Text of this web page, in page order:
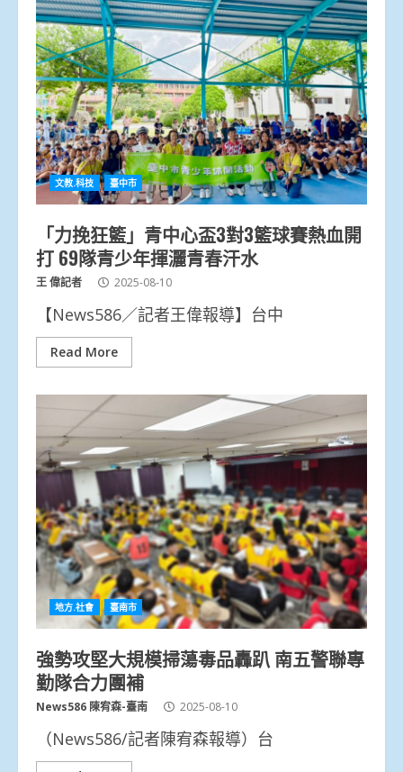
文教.科技 臺中市
「力挽狂籃」青中心盃3對3籃球賽熱血開
打 69隊青少年揮灑青春汗水
王 偉記者 2025-08-10
【News586／記者王偉報導】台中
Read More
地方.社會 臺南市
強勢攻堅大規模掃蕩毒品轟趴 南五警聯專
勤隊合力團補
News586 陳宥森-臺南 2025-08-10
（News586/記者陳宥森報導）台